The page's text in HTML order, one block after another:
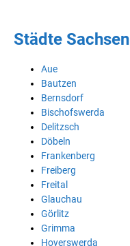
Städte Sachsen
Aue
Bautzen
Bernsdorf
Bischofswerda
Delitzsch
Döbeln
Frankenberg
Freiberg
Freital
Glauchau
Görlitz
Grimma
Hoyerswerda